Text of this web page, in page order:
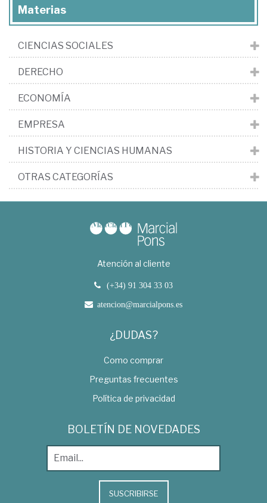
Materias
CIENCIAS SOCIALES
DERECHO
ECONOMÍA
EMPRESA
HISTORIA Y CIENCIAS HUMANAS
OTRAS CATEGORÍAS
Atención al cliente
(+34) 91 304 33 03
atencion@marcialpons.es
¿DUDAS?
Como comprar
Preguntas frecuentes
Política de privacidad
BOLETÍN DE NOVEDADES
SUSCRIBIRSE